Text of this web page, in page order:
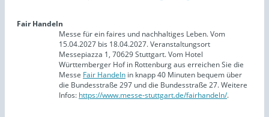
Fair Handeln
Messe für ein faires und nachhaltiges Leben. Vom
15.04.2027 bis 18.04.2027. Veranstaltungsort
Messepiazza 1, 70629 Stuttgart. Vom Hotel
Württemberger Hof in Rottenburg aus erreichen Sie die
Messe Fair Handeln in knapp 40 Minuten bequem über
die Bundesstraße 297 und die Bundesstraße 27. Weitere
Infos: https://www.messe-stuttgart.de/fairhandeln/.